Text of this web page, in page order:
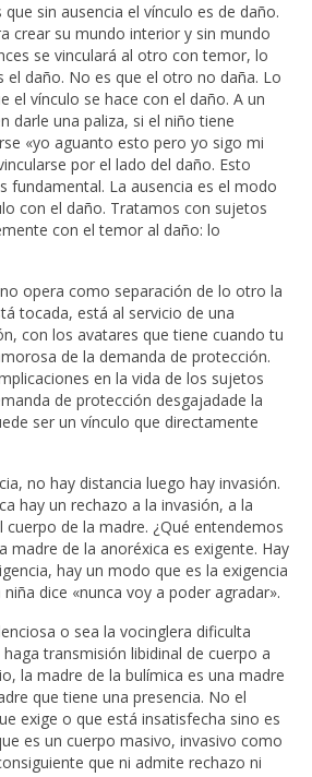
sin ausencia el vínculo es de daño.
crear su mundo interior y sin mundo
se vinculará al otro con temor, lo
el daño. No es que el otro no daña. Lo
el vínculo se hace con el daño. A un
darle una paliza, si el niño tiene
«yo aguanto esto pero yo sigo mi
por el lado del daño. Esto
fundamental. La ausencia es el modo
con el daño. Tratamos con sujetos
con el temor al daño: lo
opera como separación de lo otro la
tocada, está al servicio de una
con los avatares que tiene cuando tu
de la demanda de protección.
en la vida de los sujetos
de protección desgajadade la
ser un vínculo que directamente
no hay distancia luego hay invasión.
hay un rechazo a la invasión, a la
cuerpo de la madre. ¿Qué entendemos
madre de la anoréxica es exigente. Hay
hay un modo que es la exigencia
niña dice «nunca voy a poder agradar».
o sea la vocinglera dificulta
transmisión libidinal de cuerpo a
la madre de la bulímica es una madre
que tiene una presencia. No el
exige o que está insatisfecha sino es
es un cuerpo masivo, invasivo como
que ni admite rechazo ni